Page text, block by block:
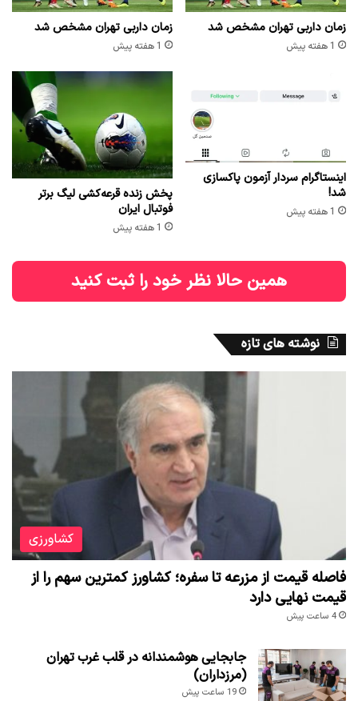
زمان داربی تهران مشخص شد
1 هفته پیش
زمان داربی تهران مشخص شد
1 هفته پیش
اینستاگرام سردار آزمون پاکسازی
شد!
1 هفته پیش
پخش زنده قرعه‌کشی لیگ برتر
فوتبال ایران
1 هفته پیش
همین حالا نظر خود را ثبت کنید
نوشته های تازه
کشاورزی
فاصله قیمت از مزرعه تا سفره؛ کشاورز کمترین سهم را از
قیمت نهایی دارد
4 ساعت پیش
جابجایی هوشمندانه در قلب غرب تهران
(مرزداران)
19 ساعت پیش